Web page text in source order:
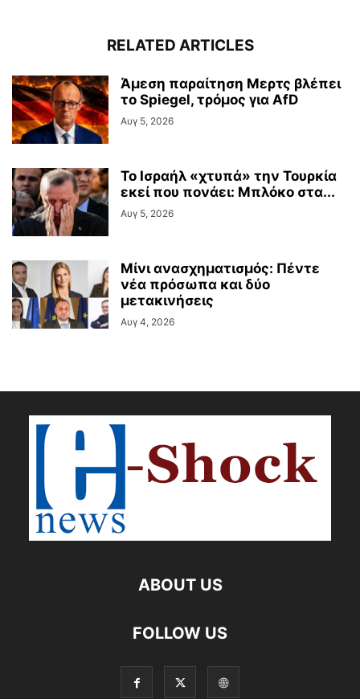
RELATED ARTICLES
Άμεση παραίτηση Mερτς βλέπει
το Spiegel, τρόμος για AfD
Αυγ 5, 2026
Το Ισραήλ «χτυπά» την Τουρκία
εκεί που πονάει: Μπλόκο στα...
Αυγ 5, 2026
Μίνι ανασχηματισμός: Πέντε
νέα πρόσωπα και δύο
μετακινήσεις
Αυγ 4, 2026
ABOUT US
FOLLOW US